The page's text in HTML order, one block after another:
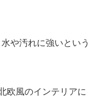
や汚れに強いという
欧風のインテリアに